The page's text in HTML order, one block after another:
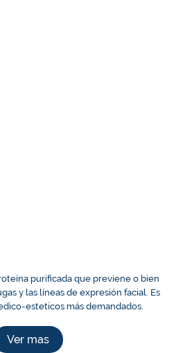
purificada que previene o bien
y las líneas de expresión facial. Es
esteticos más demandados.
Ver mas